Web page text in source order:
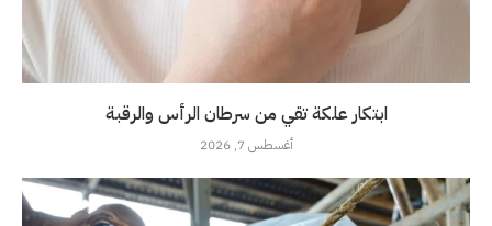
ابتكار علكة تقي من سرطان الرأس والرقبة
أغسطس 7, 2026